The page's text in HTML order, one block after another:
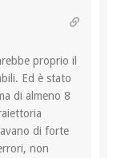
proprio il
Ed è stato
di almeno 8
di forte
non